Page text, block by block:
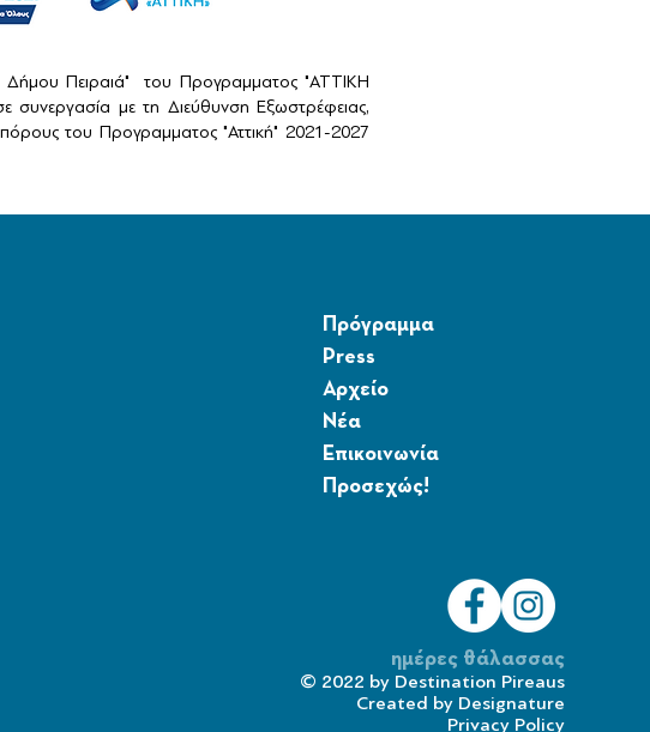
Δήμου Πειραιά" του Προγραμματος "ΑΤΤΙΚΗ
με τη Διεύθυνση Εξωστρέφειας,
του Προγραμματος "Αττική" 2021-2027
Πρόγραμμα
Press
Αρχείο
Νέα
Επικοινωνία
Προσεχώς!
ημέρες θάλασσας
© 2022 by Destination Pireaus
Created by Designature
Privacy Policy